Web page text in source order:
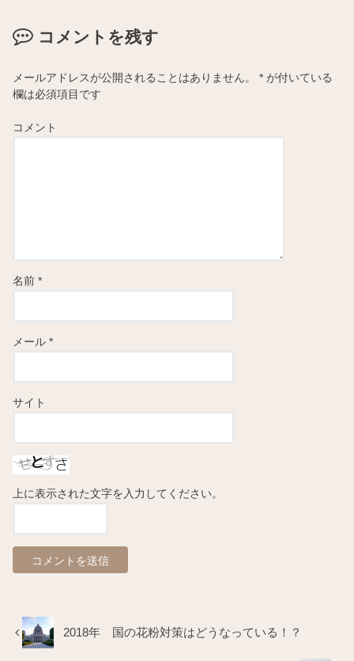
コメントを残す
メールアドレスが公開されることはありません。 * が付いている
欄は必須項目です
コメント
名前*
メール*
サイト
上に表示された文字を入力してください。
2018年 国の花粉対策はどうなっている！？